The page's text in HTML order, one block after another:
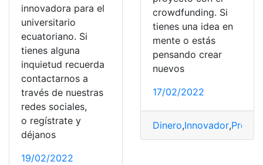
innovadora para el
universitario
ecuatoriano. Si
tienes alguna
inquietud recuerda
contactarnos a
través de nuestras
redes sociales,
o regístrate y
déjanos
19/02/2022
crowdfunding. Si
tienes una idea en
mente o estás
pensando crear
nuevos
17/02/2022
Dinero,Innovador,